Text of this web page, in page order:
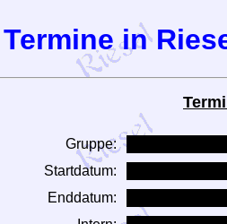
Termine in
Gruppe:
Startdatum:
Enddatum: